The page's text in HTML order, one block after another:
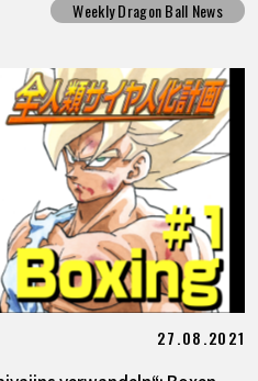
Weekly Dragon Ball News
27.08.2021